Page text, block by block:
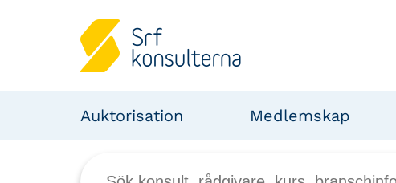
Auktorisation Medlemskap